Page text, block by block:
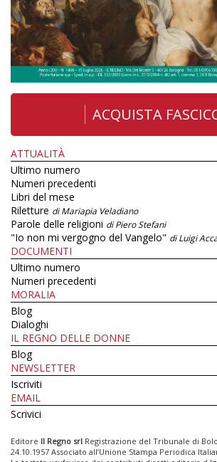
ACQUISTA
ATTUALITÀ
Ultimo numero
Numeri precedenti
Libri del mese
Riletture di Mariapia Veladiano
Parole delle religioni di Piero Stefani
"Io non mi vergogno del Vangelo" di Luigi
DOCUMENTI
Ultimo numero
Numeri precedenti
MORALIA
Blog
Dialoghi
IL REGNO DELLE DONNE
Blog
NEWSLETTER
Iscriviti
EMAIL
Scrivici
Editore Il Regno srl Registrazione del Tribunale di
24.10.1957 Associato all’Unione Stampa Periodica